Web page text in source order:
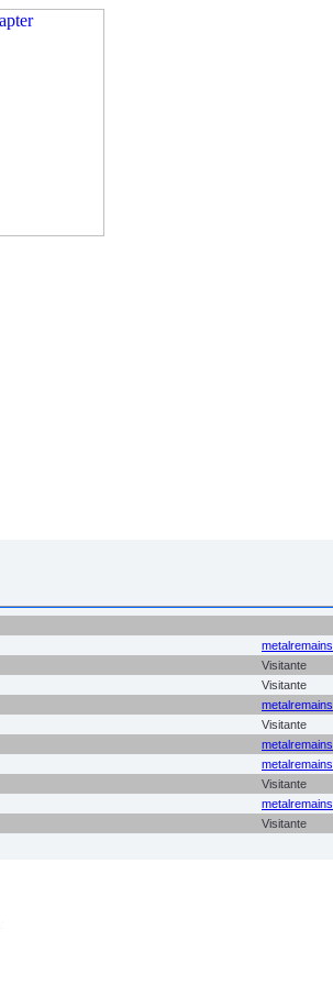
metalremains
Visitante
Visitante
metalremains
Visitante
metalremains
metalremains
Visitante
metalremains
Visitante